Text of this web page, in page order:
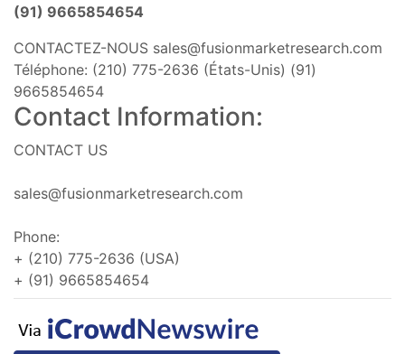
(91) 9665854654
CONTACTEZ-NOUS sales@fusionmarketresearch.com
Téléphone: (210) 775-2636 (États-Unis) (91)
9665854654
Contact Information:
CONTACT US
sales@fusionmarketresearch.com
Phone:
+ (210) 775-2636 (USA)
+ (91) 9665854654